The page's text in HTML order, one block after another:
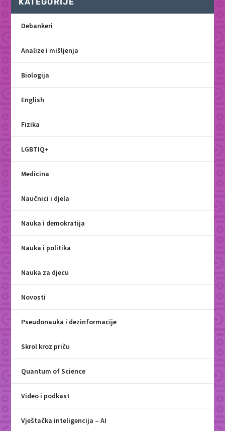
Debankeri
Analize i mišljenja
Biologija
English
Fizika
LGBTIQ+
Medicina
Naučnici i djela
Nauka i demokratija
Nauka i politika
Nauka za djecu
Novosti
Pseudonauka i dezinformacije
Skrol kroz priču
Quantum of Science
Video i podkast
Vještačka inteligencija – AI